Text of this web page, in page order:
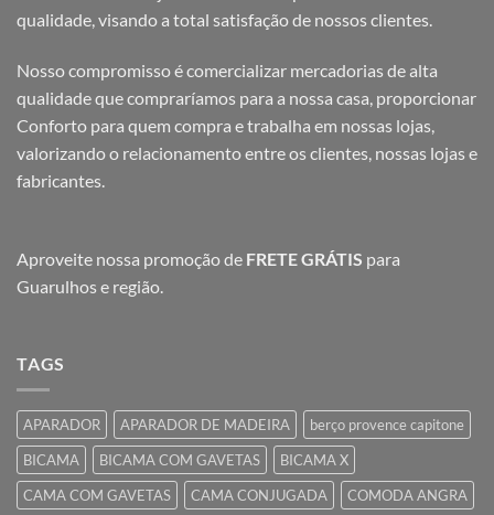
qualidade, visando a total satisfação de nossos clientes.
Nosso compromisso é comercializar mercadorias de alta
qualidade que compraríamos para a nossa casa, proporcionar
Conforto para quem compra e trabalha em nossas lojas,
valorizando o relacionamento entre os clientes, nossas lojas e
fabricantes.
Aproveite nossa promoção de FRETE GRÁTIS para
Guarulhos e região.
TAGS
APARADOR APARADOR DE MADEIRA
berço provence capitone
BICAMA
BICAMA COM GAVETAS
BICAMA X
CAMA COM GAVETAS
CAMA CONJUGADA
COMODA ANGRA